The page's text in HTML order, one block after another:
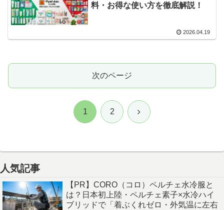
料・お得な使い方を徹底解説！
2026.04.19
次のページ
1 2 次
人気記事
【PR】CORO（コロ）ペルチェ水冷服と
は？日本初上陸・ペルチェ素子×水冷ハイ
ブリッドで「着ぶくれゼロ・外気温に左右